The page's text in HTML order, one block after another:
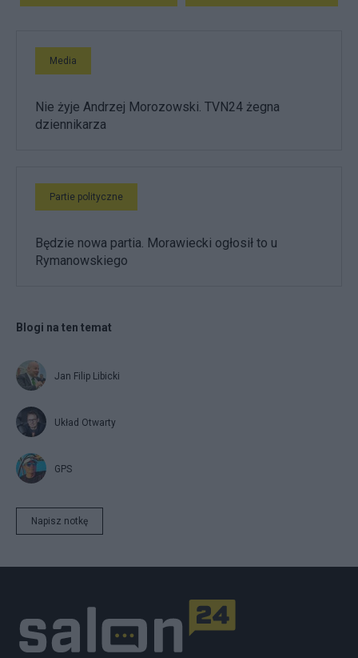
Media
Nie żyje Andrzej Morozowski. TVN24 żegna
dziennikarza
Partie polityczne
Będzie nowa partia. Morawiecki ogłosił to u
Rymanowskiego
Blogi na ten temat
Jan Filip Libicki
Układ Otwarty
GPS
Napisz notkę